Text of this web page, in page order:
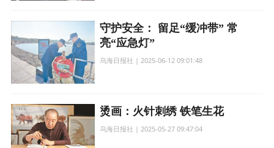
守护安全： 留足“缓冲带” 常
亮“应急灯”
乌海日报社 | 2025-06-12 09:01:48
烫画：火针刺绣 铁笔生花
乌海日报社 | 2025-05-27 09:47:04